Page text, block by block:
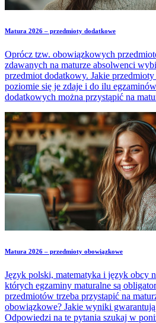
Matura 2026 – przedmioty dodatkowe
Oprócz tzw. obowiązkowych
zdawanych na maturze absolwenci
przedmiot dodatkowy. Jakie
poziomie się je zdaje i do ilu
dodatkowych można przystąpić na
Matura 2026 – przedmioty obowiązkowe
Język polski, matematyka i język obcy
których egzaminy maturalne są
przedmiotów trzeba przystąpić na
obowiązkowe? Jakie wyniki
Odpowiedzi na te pytania szukaj w